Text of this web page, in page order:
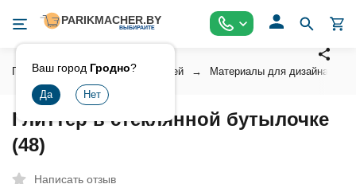
Ваш город Гродно?
Главная Косметика для ногтей Материалы для дизайна
Глиттер в стеклянной бутылочке
(48)
Написать отзыв